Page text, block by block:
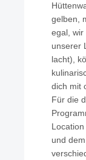
gelben,
egal, wir
unserer
lacht),
dich mit
Für die
und